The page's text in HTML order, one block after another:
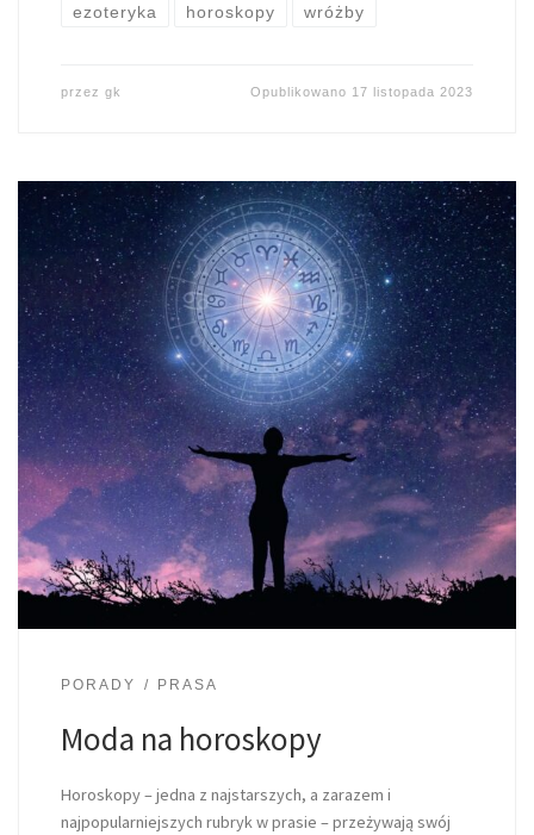
ezoteryka horoskopy wróżby
przez gk Opublikowano 17 listopada 2023
PORADY PRASA
Moda na horoskopy
Horoskopy – jedna z najstarszych, a zarazem i
najpopularniejszych rubryk w prasie – przeżywają swój